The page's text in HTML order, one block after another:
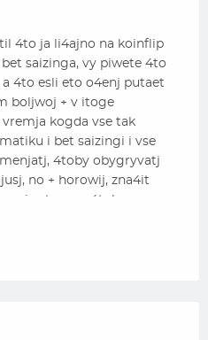
4to ja li4ajno na koinflip
saizinga, vy piwete 4to
4to esli eto o4enj putaet
boljwoj + v itoge
kogda vse tak
i bet saizingi i vse
4toby obygryvatj
no + horowij, zna4it
storony 4toby v
ih v svoej igre! nu